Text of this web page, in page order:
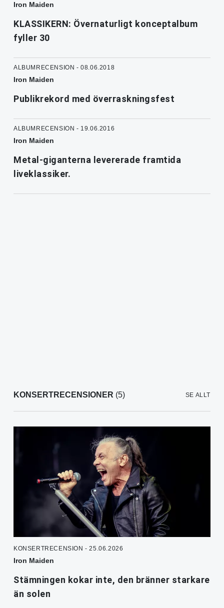
Iron Maiden
KLASSIKERN: Övernaturligt konceptalbum
fyller 30
ALBUMRECENSION - 08.06.2018
Iron Maiden
Publikrekord med överraskningsfest
ALBUMRECENSION - 19.06.2016
Iron Maiden
Metal-giganterna levererade framtida
liveklassiker.
KONSERTRECENSIONER (5) SE ALLT
KONSERTRECENSION - 25.06.2026
Iron Maiden
Stämningen kokar inte, den bränner starkare
än solen